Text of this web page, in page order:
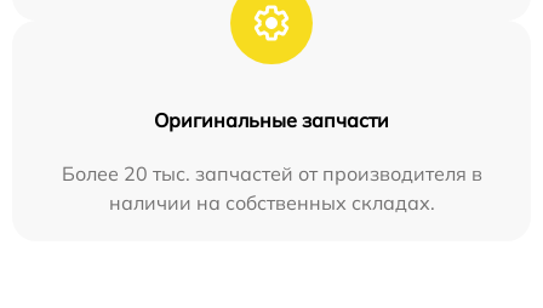
Оригинальные запчасти
Более 20 тыс. запчастей от производителя в
наличии на собственных складах.